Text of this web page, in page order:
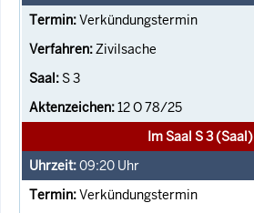
Verkündungstermin
Zivilsache
S 3
12 O 78/25
Im Saal S 3 (Saal)
09:20 Uhr
Verkündungstermin